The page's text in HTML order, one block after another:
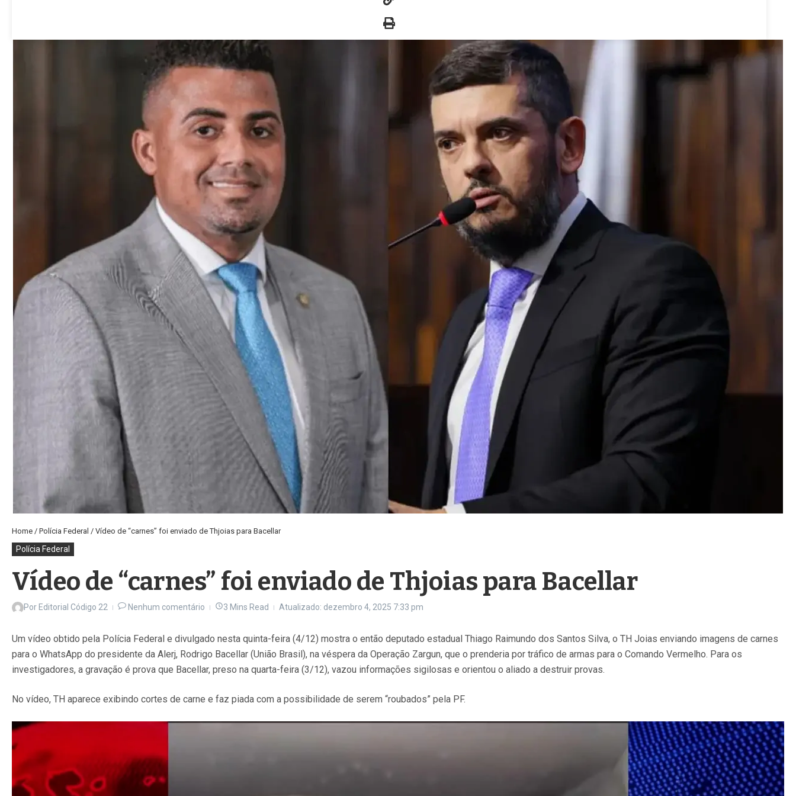
Home / Polícia Federal / Vídeo de “carnes” foi enviado de Thjoias para Bacellar
Polícia Federal
Vídeo de “carnes” foi enviado de Thjoias para Bacellar
Por Editorial Código 22 Nenhum comentário 3 Mins Read Atualizado: dezembro 4, 2025 7:33 pm
Um vídeo obtido pela Polícia Federal e divulgado nesta quinta-feira (4/12) mostra o então deputado estadual Thiago Raimundo dos Santos Silva, o TH Joias enviando imagens de carnes
para o WhatsApp do presidente da Alerj, Rodrigo Bacellar (União Brasil), na véspera da Operação Zargun, que o prenderia por tráfico de armas para o Comando Vermelho. Para os
investigadores, a gravação é prova que Bacellar, preso na quarta-feira (3/12), vazou informações sigilosas e orientou o aliado a destruir provas.
No vídeo, TH aparece exibindo cortes de carne e faz piada com a possibilidade de serem “roubados” pela PF.